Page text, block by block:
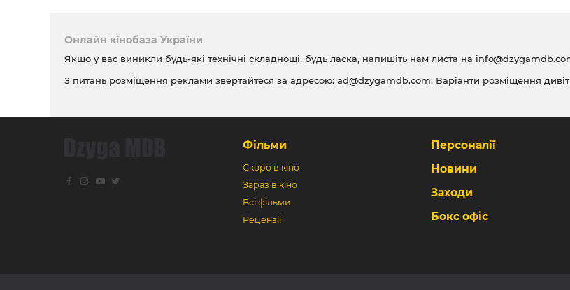
Онлайн кінобаза України
Якщо у вас виникли будь-які технічні складнощі, будь ласка, напишіть нам листа на
З питань розміщення реклами звертайтеся за адресою: ad@dzygamdb.com. Варіанти розміщення
Фільми
Скоро в кіно
Зараз в кіно
Всі фільми
Рецензії
Персоналії
Новини
Заходи
Бокс офіс